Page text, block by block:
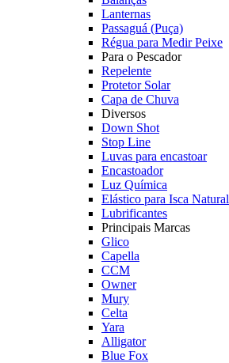
Lanternas
Passaguá (Puça)
Régua para Medir Peixe
Para o Pescador
Repelente
Protetor Solar
Capa de Chuva
Diversos
Down Shot
Stop Line
Luvas para encastoar
Encastoador
Luz Química
Elástico para Isca Natural
Lubrificantes
Principais Marcas
Glico
Capella
CCM
Owner
Mury
Celta
Yara
Alligator
Blue Fox